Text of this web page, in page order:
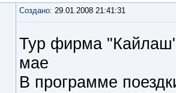
Создано: 29.01.2008 21:41:31
Тур фирма "Кайлаш"
мае
В программе